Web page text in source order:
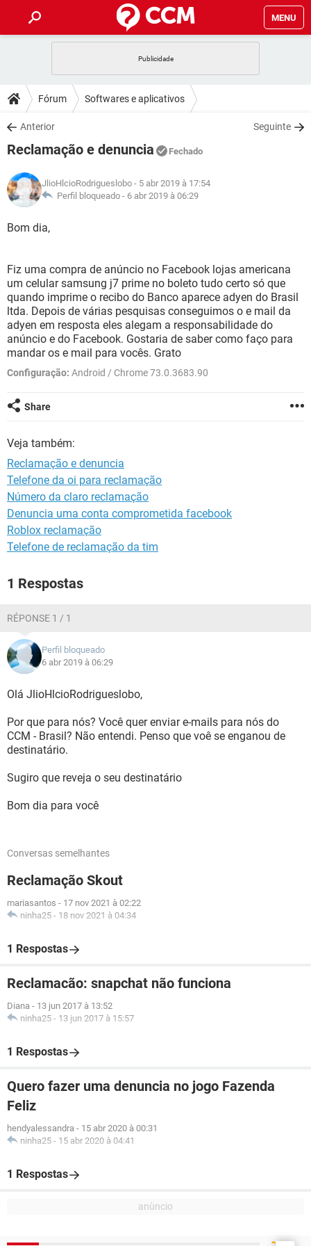
MENU
CELULAR FACEBOOK
OUTLOOK
INSTAGRAM GMAIL
GUIA DE COMPRAS
DICAS
JOGOS WHATSAPP
INSTAGRAM GMAIL
GUIA DE COMPRAS
DOWNLOADS
JOGOS WHATSAPP
CELULAR
OUTLOOK EXCEL
INSTAGRAM
JOGOS WHATSAPP
CELULAR
OUTLOOK
GUIA DE COMPRAS
GLOSSÁRIO
JOGOS
OUTLOOK EXCEL
INSTAGRAM
GUIA DE COMPRAS
Fórum Softwares e aplicativos
Anterior Seguinte
Reclamação e denuncia Fechado
JlioHlcioRodrigueslobo - 5 abr 2019 à 17:54
Perfil bloqueado - 6 abr 2019 à 06:29
Bom dia,
Fiz uma compra de anúncio no Facebook lojas americana
um celular samsung j7 prime no boleto tudo certo só que
quando imprime o recibo do Banco aparece adyen do Brasil
ltda. Depois de várias pesquisas conseguimos o e mail da
adyen em resposta eles alegam a responsabilidade do
anúncio e do Facebook. Gostaria de saber como faço para
mandar os e mail para vocês. Grato
Configuração: Android / Chrome 73.0.3683.90
Share
Veja também:
Reclamação e denuncia
Telefone da oi para reclamação
Número da claro reclamação
Denuncia uma conta comprometida facebook
Roblox reclamação
Telefone de reclamação da tim
1 Respostas
RÉPONSE 1 / 1
Perfil bloqueado
6 abr 2019 à 06:29
Olá JlioHlcioRodrigueslobo,
Por que para nós? Você quer enviar e-mails para nós do
CCM - Brasil? Não entendi. Penso que voê se enganou de
destinatário.
Sugiro que reveja o seu destinatário
Bom dia para você
Conversas semelhantes
Reclamação Skout
mariasantos - 17 nov 2021 à 02:22
ninha25 - 18 nov 2021 à 04:34
1 Respostas
Reclamacão: snapchat não funciona
Diana - 13 jun 2017 à 13:52
ninha25 - 13 jun 2017 à 15:57
1 Respostas
Quero fazer uma denuncia no jogo Fazenda
Feliz
hendyalessandra - 15 abr 2020 à 00:31
ninha25 - 15 abr 2020 à 04:41
1 Respostas